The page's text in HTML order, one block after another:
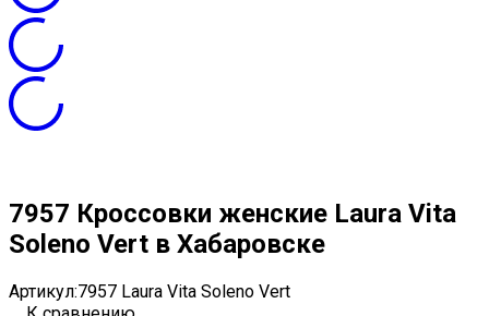
7957 Кроссовки женские Laura Vita
Soleno Vert в Хабаровске
Артикул:7957 Laura Vita Soleno Vert